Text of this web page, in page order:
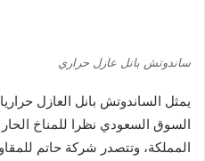
ساندوتش بانل عازل حراري
يمثل الساندوتش بانل العازل
السوق السعودي نظرا للمناخ
المملكة، وتتصدر شركة حاتم